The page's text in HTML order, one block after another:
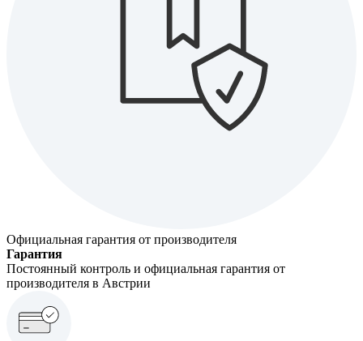
Официальная гарантия от производителя
Гарантия
Постоянный контроль и официальная гарантия от
производителя в Австрии